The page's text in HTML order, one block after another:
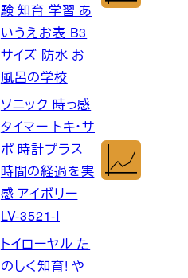
験 知育 学習 あ
いうえお表 B3
サイズ 防水 お
風呂の学校
ソニック 時っ感
タイマー トキ・サ
ポ 時計プラス
時間の経過を実
感 アイボリー
LV-3521-I
トイローヤル た
のしく知育! や